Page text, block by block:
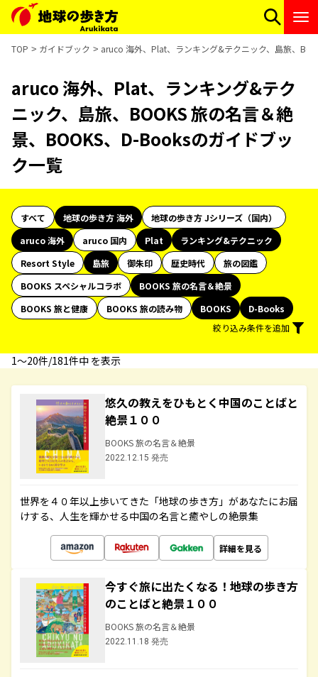
TOP ガイドブック aruco 海外、Plat、ランキング&テクニック、島旅、
aruco 海外、Plat、ランキング&テク
ニック、島旅、BOOKS 旅の名言＆絶
景、BOOKS、D-Booksのガイドブッ
ク一覧
すべて 地球の歩き方 海外
地球の歩き方 Jシリーズ（国内）
aruco 海外
aruco 国内 Plat
ランキング&テクニック
Resort Style
島旅 御朱印 歴史時代
旅の図鑑
BOOKS スペシャルコラボ
BOOKS 旅の名言＆絶景
BOOKS 旅と健康
BOOKS 旅の読み物 BOOKS
D-Books
絞り込み条件を追加
1〜20件/181件中 を表示
悠久の教えをひもとく中国のことばと
絶景１００
BOOKS 旅の名言＆絶景
2022.12.15 発売
世界を４０年以上歩いてきた「地球の歩き方」があなたにお届
けする、人生を輝かせる中国の名言と癒やしの絶景集
詳細を見る
今すぐ旅に出たくなる！地球の歩き方
のことばと絶景１００
BOOKS 旅の名言＆絶景
2022.11.18 発売